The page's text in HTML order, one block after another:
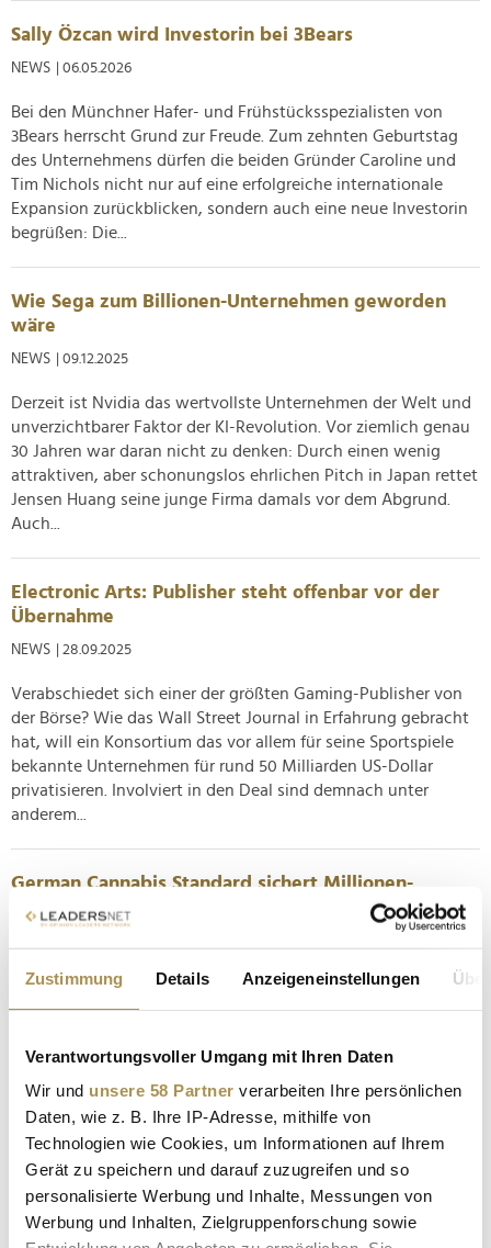
Zustimmung Details Anzeigeneinstellungen
Verantwortungsvoller Umgang mit Ihren Daten
Wir und unsere 58 Partner verarbeiten Ihre persönlichen
Daten, wie z. B. Ihre IP-Adresse, mithilfe von
Technologien wie Cookies, um Informationen auf Ihrem
Gerät zu speichern und darauf zuzugreifen und so
personalisierte Werbung und Inhalte, Messungen von
Werbung und Inhalten, Zielgruppenforschung sowie
Sally Özcan wird Investorin bei 3Bears
NEWS | 06.05.2026
Bei den Münchner Hafer- und Frühstücksspezialisten von
3Bears herrscht Grund zur Freude. Zum zehnten Geburtstag
des Unternehmens dürfen die beiden Gründer Caroline und
Tim Nichols nicht nur auf eine erfolgreiche internationale
Expansion zurückblicken, sondern auch eine neue Investorin
begrüßen: Die...
Wie Sega zum Billionen-Unternehmen geworden
wäre
NEWS | 09.12.2025
Derzeit ist Nvidia das wertvollste Unternehmen der Welt und
unverzichtbarer Faktor der KI-Revolution. Vor ziemlich genau
30 Jahren war daran nicht zu denken: Durch einen wenig
attraktiven, aber schonungslos ehrlichen Pitch in Japan rettet
Jensen Huang seine junge Firma damals vor dem Abgrund.
Auch...
Electronic Arts: Publisher steht offenbar vor der
Übernahme
NEWS | 28.09.2025
Verabschiedet sich einer der größten Gaming-Publisher von
der Börse? Wie das Wall Street Journal in Erfahrung gebracht
hat, will ein Konsortium das vor allem für seine Sportspiele
bekannte Unternehmen für rund 50 Milliarden US-Dollar
privatisieren. Involviert in den Deal sind demnach unter
anderem...
German Cannabis Standard sichert Millionen-
Finanzierung
In Cannabis investieren: Was vor ein paar Jahren noch mit
verdächtigen Handshakes in Hinterhöfen vonstattenging,
Geschäft. Ein aktuelles Beispiel liefert German Cannabis
Standard (GCS), wo jüngst eine Finanzierung in Höhe von
Isar Aerospace sichert Millionen-Investment von
Eltridge Industries
NEWS | 25.06.2025